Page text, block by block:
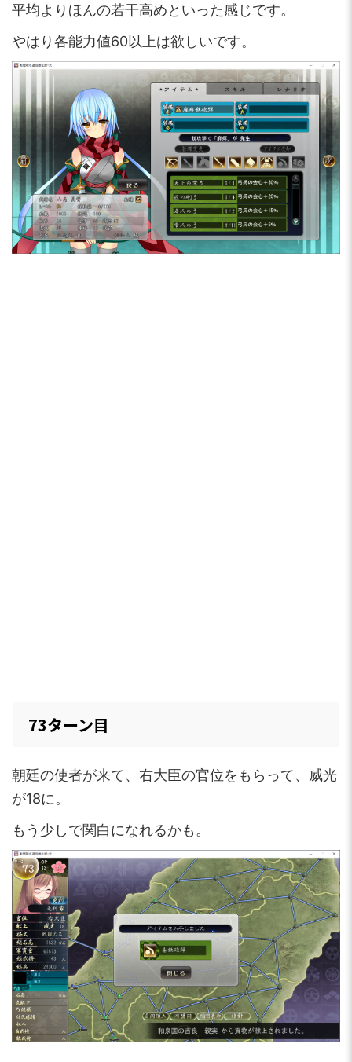
平均よりほんの若干高めといった感じです。
やはり各能力値60以上は欲しいです。
73ターン目
朝廷の使者が来て、右大臣の官位をもらって、威光
が18に。
もう少しで関白になれるかも。